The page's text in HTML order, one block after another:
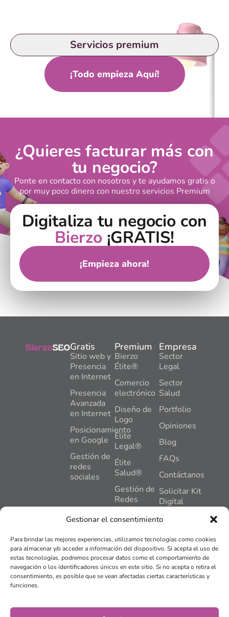
Gestionar el consentimiento
Para brindar las mejores experiencias, utilizamos tecnologías como cookies
para almacenar y/o acceder a información del dispositivo. Si acepta el uso de
estas tecnologías, podremos procesar datos como el comportamiento de
navegación o los identificadores únicos en este sitio. Si no acepta o retira el
consentimiento, es posible que se vean afectadas ciertas características y
funciones.
Servicios premium
¡Todo empieza Aquí!
¿Quieres facturar más con
tu negocio?
Ponte en contacto con nosotros y te ayudamos gratis o
por muy poco dinero con nuestro servicios Premium
Digitaliza tu negocio con
Bierzo¡GRATIS!
¡Empieza ahora!
Gratis
Sitio web y
Presencia
en Internet
Presencia
Avanzada
en Internet
Posicionamiento
en Google
Gestión de
redes
sociales
Premium
Bierzo
Élite®
Comercio
electrónico
Diseño de
Logo
Élite
Legal®
Élite
Salud®
Gestión de
Redes
Sociales
Hosting +
Mantenimiento
Web
Plan
Impulso®
Empresa
Sector
Legal
Sector
Salud
Portfolio
Opiniones
Blog
FAQs
Contáctanos
Solicitar Kit
Digital
Pl,1,
Oficina 2,
24402,
Ponferrada,
© 2015 -2026BIERZO